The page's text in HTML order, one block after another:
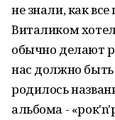
не знали, как
Виталиком
обычно делают
нас должно быть
родилось
альбома -